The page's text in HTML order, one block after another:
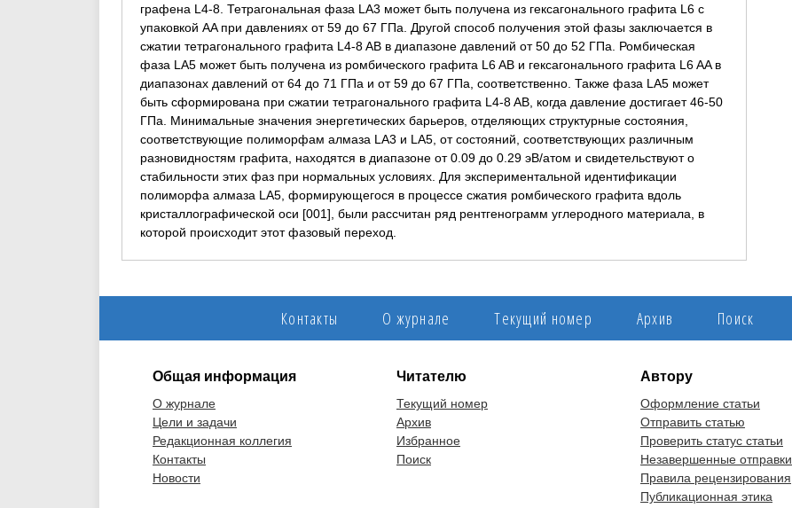
графена L4-8. Тетрагональная фаза LA3 может быть получена из гексагонального графита L6 с
упаковкой AA при давлениях от 59 до 67 ГПа. Другой способ получения этой фазы заключается в
сжатии тетрагонального графита L4-8 AB в диапазоне давлений от 50 до 52 ГПа. Ромбическая
фаза LA5 может быть получена из ромбического графита L6 AB и гексагонального графита L6 AA в
диапазонах давлений от 64 до 71 ГПа и от 59 до 67 ГПа, соответственно. Также фаза LA5 может
быть сформирована при сжатии тетрагонального графита L4-8 AB, когда давление достигает 46-50
ГПа. Минимальные значения энергетических барьеров, отделяющих структурные состояния,
соответствующие полиморфам алмаза LA3 и LA5, от состояний, соответствующих различным
разновидностям графита, находятся в диапазоне от 0.09 до 0.29 эВ/атом и свидетельствуют о
стабильности этих фаз при нормальных условиях. Для экспериментальной идентификации
полиморфа алмаза LA5, формирующегося в процессе сжатия ромбического графита вдоль
кристаллографической оси [001], были рассчитан ряд рентгенограмм углеродного материала, в
которой происходит этот фазовый переход.
Контакты О журнале Текущий номер Архив Поиск
Общая информация
О журнале
Цели и задачи
Редакционная коллегия
Контакты
Новости
Читателю
Текущий номер
Архив
Избранное
Поиск
Автору
Оформление статьи
Отправить статью
Проверить статус статьи
Незавершенные отправки
Правила рецензирования
Публикационная этика